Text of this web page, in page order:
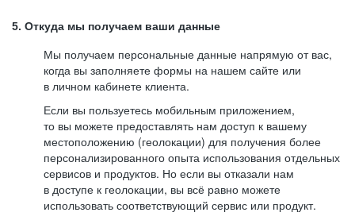
5. Откуда мы получаем ваши данные
Мы получаем персональные данные напрямую от вас,
когда вы заполняете формы на нашем сайте или
в личном кабинете клиента.
Если вы пользуетесь мобильным приложением,
то вы можете предоставлять нам доступ к вашему
местоположению (геолокации) для получения более
персонализированного опыта использования отдельных
сервисов и продуктов. Но если вы отказали нам
в доступе к геолокации, вы всё равно можете
использовать соответствующий сервис или продукт.